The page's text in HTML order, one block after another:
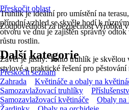
Truhlík je ideální pro umístění na
přírodní vzhled se skvěle hodí k
otvoru ve dnu je zajištěn správný
růstu rostlin.
Závěr je jasný: Tento truhlík je
stylové a praktické řešení pro
Přeskočit oblast
Zodpovědnost za bezpečnost výrobku
Další kategorie
Přeskočit seznam
Zahrada
Květináče a obaly na
Samozavlažovací truhlíky
Samozavlažovací květináče
Obaly na